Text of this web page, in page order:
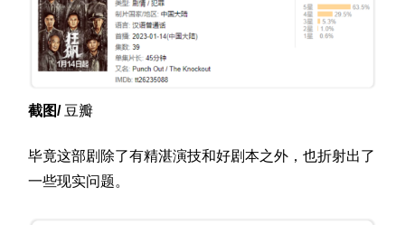
截图/ 豆瓣
毕竟这部剧除了有精湛演技和好剧本之外，也折射出了
一些现实问题。